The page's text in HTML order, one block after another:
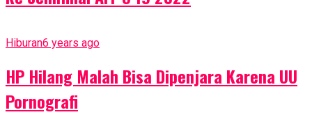
Hiburan6 years ago
HP Hilang Malah Bisa Dipenjara Karena UU
Pornografi